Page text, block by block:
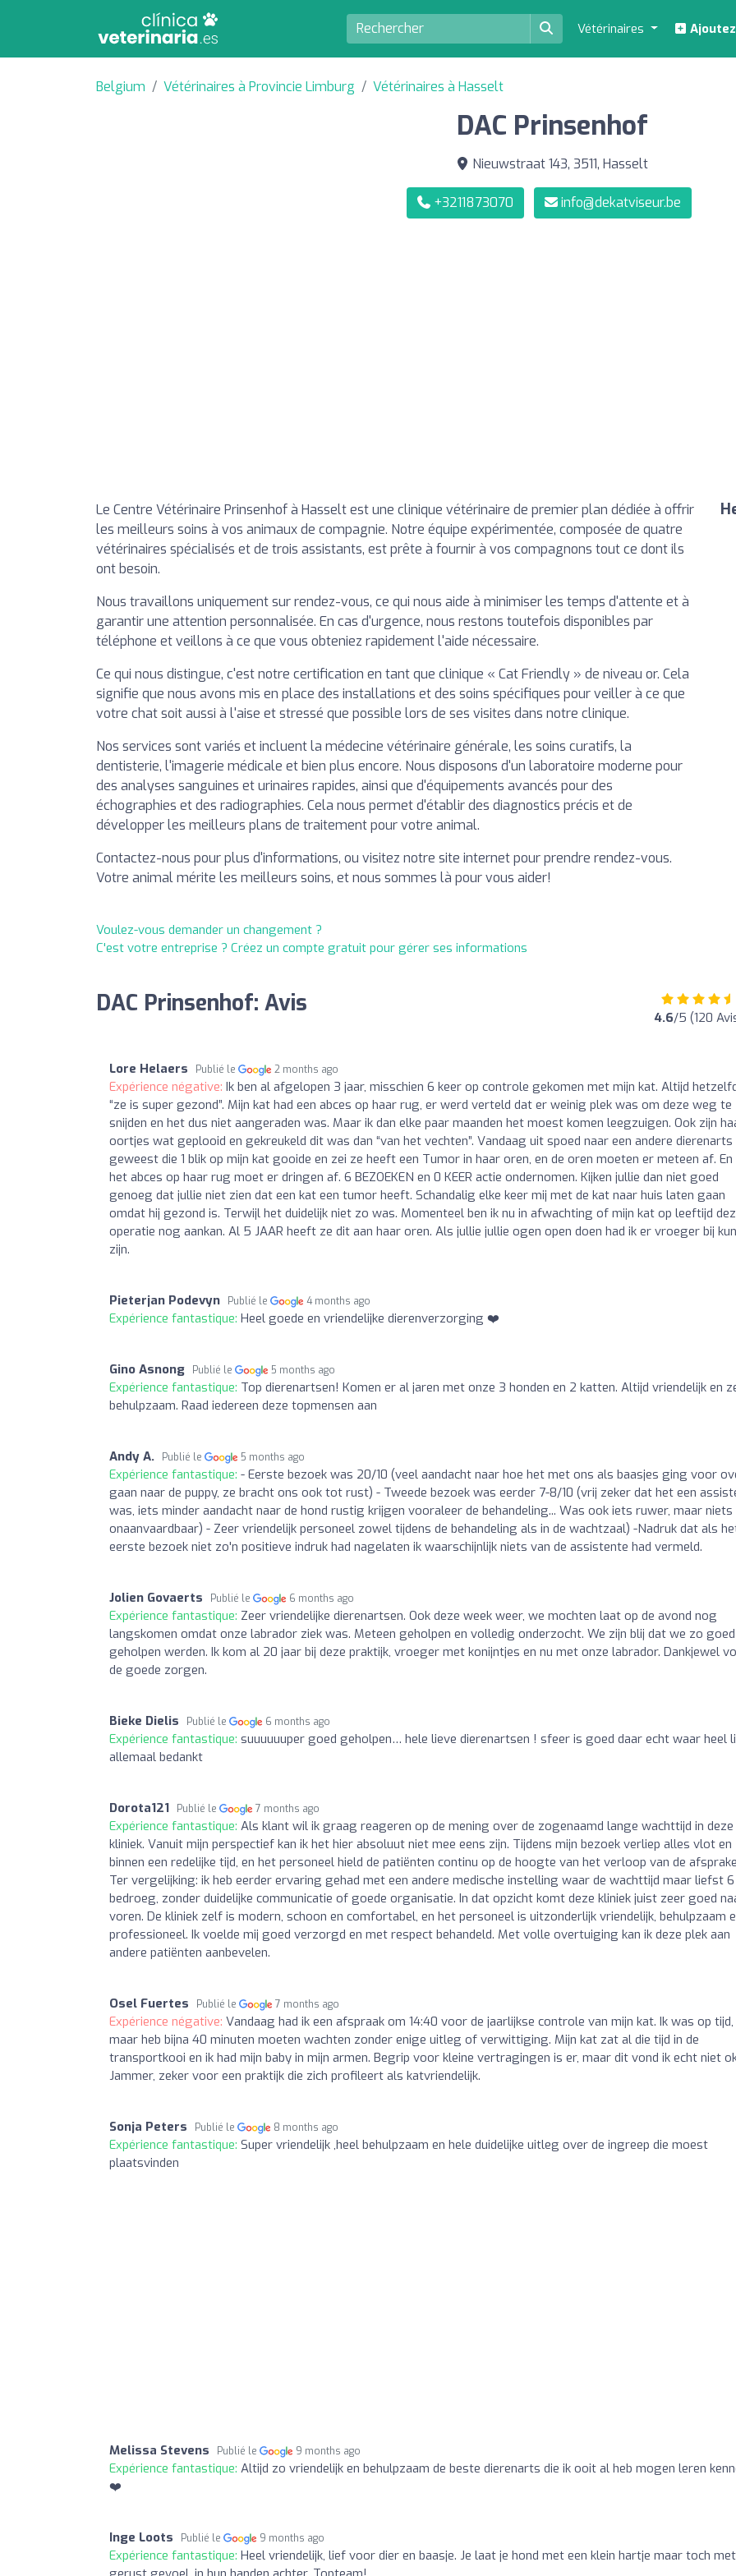
Vétérinaires
Belgium Vétérinaires à Provincie Limburg Vétérinaires à Hasselt
DAC Prinsenhof
Nieuwstraat 143, 3511, Hasselt
+3211873070 info@dekatviseur.be
Le Centre Vétérinaire Prinsenhof à Hasselt est une clinique vétérinaire de premier plan dédiée à offrir
les meilleurs soins à vos animaux de compagnie. Notre équipe expérimentée, composée de quatre
vétérinaires spécialisés et de trois assistants, est prête à fournir à vos compagnons tout ce dont ils
ont besoin.
Nous travaillons uniquement sur rendez-vous, ce qui nous aide à minimiser les temps d'attente et à
garantir une attention personnalisée. En cas d'urgence, nous restons toutefois disponibles par
téléphone et veillons à ce que vous obteniez rapidement l'aide nécessaire.
Ce qui nous distingue, c'est notre certification en tant que clinique « Cat Friendly » de niveau or. Cela
signifie que nous avons mis en place des installations et des soins spécifiques pour veiller à ce que
votre chat soit aussi à l'aise et stressé que possible lors de ses visites dans notre clinique.
Nos services sont variés et incluent la médecine vétérinaire générale, les soins curatifs, la
dentisterie, l'imagerie médicale et bien plus encore. Nous disposons d'un laboratoire moderne pour
des analyses sanguines et urinaires rapides, ainsi que d'équipements avancés pour des
échographies et des radiographies. Cela nous permet d'établir des diagnostics précis et de
développer les meilleurs plans de traitement pour votre animal.
Contactez-nous pour plus d'informations, ou visitez notre site internet pour prendre rendez-vous.
Votre animal mérite les meilleurs soins, et nous sommes là pour vous aider!
Voulez-vous demander un changement ?
C'est votre entreprise ? Créez un compte gratuit pour gérer ses informations
DAC Prinsenhof: Avis 4.6/5 (120
Lore Helaers Publié le 2 months ago
Expérience négative: Ik ben al afgelopen 3 jaar, misschien 6 keer op controle gekomen met mijn kat. Altijd
“ze is super gezond”. Mijn kat had een abces op haar rug, er werd verteld dat er weinig plek was om deze weg te
snijden en het dus niet aangeraden was. Maar ik dan elke paar maanden het moest komen leegzuigen. Ook zijn
oortjes wat geplooid en gekreukeld dit was dan “van het vechten”. Vandaag uit spoed naar een andere dierenarts
geweest die 1 blik op mijn kat gooide en zei ze heeft een Tumor in haar oren, en de oren moeten er meteen af.
het abces op haar rug moet er dringen af. 6 BEZOEKEN en 0 KEER actie ondernomen. Kijken jullie dan niet goed
genoeg dat jullie niet zien dat een kat een tumor heeft. Schandalig elke keer mij met de kat naar huis laten gaan
omdat hij gezond is. Terwijl het duidelijk niet zo was. Momenteel ben ik nu in afwachting of mijn kat op leeftijd
operatie nog aankan. Al 5 JAAR heeft ze dit aan haar oren. Als jullie jullie ogen open doen had ik er vroeger bij
zijn.
Pieterjan Podevyn Publié le 4 months ago
Expérience fantastique: Heel goede en vriendelijke dierenverzorging ❤️
Gino Asnong Publié le 5 months ago
Expérience fantastique: Top dierenartsen! Komen er al jaren met onze 3 honden en 2 katten. Altijd vriendelijk en
behulpzaam. Raad iedereen deze topmensen aan
Andy A. Publié le 5 months ago
Expérience fantastique: - Eerste bezoek was 20/10 (veel aandacht naar hoe het met ons als baasjes ging voor
gaan naar de puppy, ze bracht ons ook tot rust) - Tweede bezoek was eerder 7-8/10 (vrij zeker dat het een
was, iets minder aandacht naar de hond rustig krijgen vooraleer de behandeling... Was ook iets ruwer, maar niets
onaanvaardbaar) - Zeer vriendelijk personeel zowel tijdens de behandeling als in de wachtzaal) -Nadruk dat als
eerste bezoek niet zo'n positieve indruk had nagelaten ik waarschijnlijk niets van de assistente had vermeld.
Jolien Govaerts Publié le 6 months ago
Expérience fantastique: Zeer vriendelijke dierenartsen. Ook deze week weer, we mochten laat op de avond nog
langskomen omdat onze labrador ziek was. Meteen geholpen en volledig onderzocht. We zijn blij dat we zo goed
geholpen werden. Ik kom al 20 jaar bij deze praktijk, vroeger met konijntjes en nu met onze labrador. Dankjewel
de goede zorgen.
Bieke Dielis Publié le 6 months ago
Expérience fantastique: suuuuuuper goed geholpen… hele lieve dierenartsen ! sfeer is goed daar echt waar heel
allemaal bedankt
Dorota121 Publié le 7 months ago
Expérience fantastique: Als klant wil ik graag reageren op de mening over de zogenaamd lange wachttijd in deze
kliniek. Vanuit mijn perspectief kan ik het hier absoluut niet mee eens zijn. Tijdens mijn bezoek verliep alles vlot en
binnen een redelijke tijd, en het personeel hield de patiënten continu op de hoogte van het verloop van de
Ter vergelijking: ik heb eerder ervaring gehad met een andere medische instelling waar de wachttijd maar liefst
bedroeg, zonder duidelijke communicatie of goede organisatie. In dat opzicht komt deze kliniek juist zeer goed
voren. De kliniek zelf is modern, schoon en comfortabel, en het personeel is uitzonderlijk vriendelijk, behulpzaam
professioneel. Ik voelde mij goed verzorgd en met respect behandeld. Met volle overtuiging kan ik deze plek aan
andere patiënten aanbevelen.
Osel Fuertes Publié le 7 months ago
Expérience négative: Vandaag had ik een afspraak om 14:40 voor de jaarlijkse controle van mijn kat. Ik was op tijd,
maar heb bijna 40 minuten moeten wachten zonder enige uitleg of verwittiging. Mijn kat zat al die tijd in de
transportkooi en ik had mijn baby in mijn armen. Begrip voor kleine vertragingen is er, maar dit vond ik echt niet
Jammer, zeker voor een praktijk die zich profileert als katvriendelijk.
Sonja Peters Publié le 8 months ago
Expérience fantastique: Super vriendelijk ,heel behulpzaam en hele duidelijke uitleg over de ingreep die moest
plaatsvinden
Melissa Stevens Publié le 9 months ago
Expérience fantastique: Altijd zo vriendelijk en behulpzaam de beste dierenarts die ik ooit al heb mogen leren
❤️
Inge Loots Publié le 9 months ago
Expérience fantastique: Heel vriendelijk, lief voor dier en baasje. Je laat je hond met een klein hartje maar toch